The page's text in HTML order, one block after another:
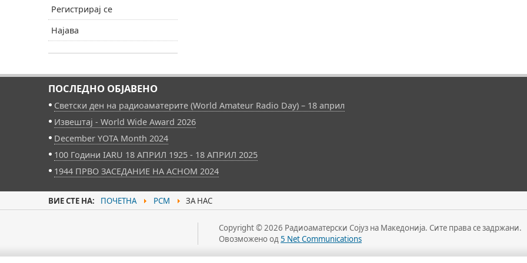
Регистрирај се
Најава
ПОСЛЕДНО ОБЈАВЕНО
Светски ден на радиоаматерите (World Amateur Radio Day) – 18 април
Извештај - World Wide Award 2026
December YOTA Month 2024
100 Години IARU 18 АПРИЛ 1925 - 18 АПРИЛ 2025
1944 ПРВО ЗАСЕДАНИЕ НА АСНОМ 2024
ВИЕ СТЕ НА: ПОЧЕТНА РСМ ЗА НАС
Copyright © 2026 Радиоаматерски Сојуз на Македонија. Сите права се задржани.
Овозможено од5 Net Communications